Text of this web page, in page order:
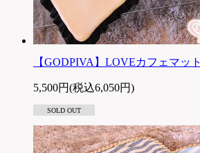
【GODPIVA】LOVEカフェマット
5,500円(税込6,050円)
SOLD OUT